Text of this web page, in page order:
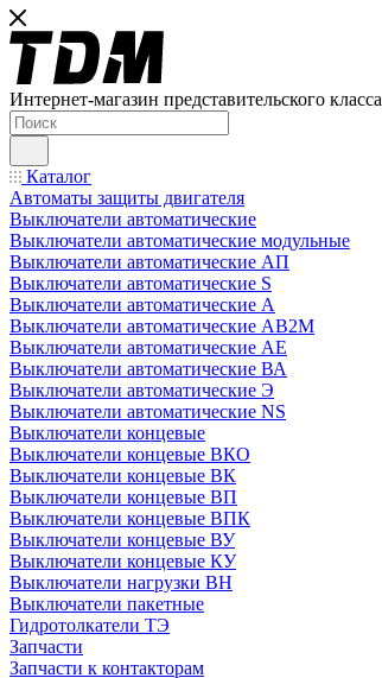
Интернет-магазин представительского класса
Каталог
Автоматы защиты двигателя
Выключатели автоматические
Выключатели автоматические модульные
Выключатели автоматические АП
Выключатели автоматические S
Выключатели автоматические А
Выключатели автоматические АВ2М
Выключатели автоматические АЕ
Выключатели автоматические ВА
Выключатели автоматические Э
Выключатели автоматические NS
Выключатели концевые
Выключатели концевые ВКО
Выключатели концевые ВК
Выключатели концевые ВП
Выключатели концевые ВПК
Выключатели концевые ВУ
Выключатели концевые КУ
Выключатели нагрузки ВН
Выключатели пакетные
Гидротолкатели ТЭ
Запчасти
Запчасти к контакторам